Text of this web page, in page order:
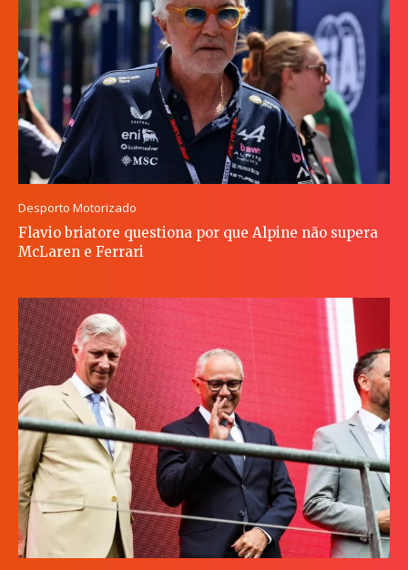
Desporto Motorizado
Flavio briatore questiona por que Alpine não supera
McLaren e Ferrari